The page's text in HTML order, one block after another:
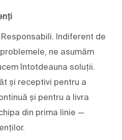
Indiferent de
ne asumăm
întotdeauna soluții.
și receptivi pentru a
și pentru a livra
din prima linie —